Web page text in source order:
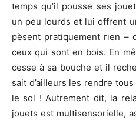
temps qu’il pousse ses
un peu lourds et lui offrent
pèsent pratiquement rien –
ceux qui sont en bois. En
cesse à sa bouche et il
sait d’ailleurs les rendre
le sol ! Autrement dit, la
jouets est multisensorielle,